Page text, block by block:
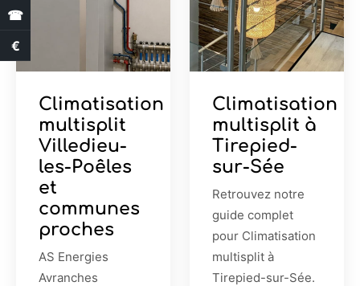
Climatisation
multisplit
Villedieu-
les-Poêles
et
communes
proches
AS Energies
Avranches
Climatisation
multisplit à
Tirepied-
sur-Sée
Retrouvez notre
guide complet
pour Climatisation
multisplit à
Tirepied-sur-Sée.
☎
€